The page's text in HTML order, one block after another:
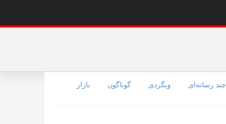
چند رسانه‌ای وبگردی گوناگون بازار